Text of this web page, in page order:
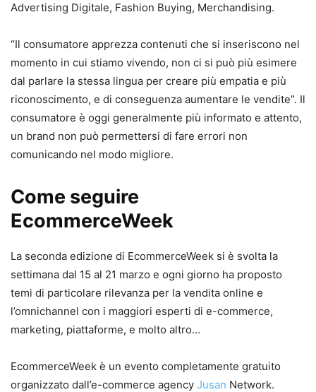
Advertising Digitale, Fashion Buying, Merchandising.
“Il consumatore apprezza contenuti che si inseriscono nel
momento in cui stiamo vivendo, non ci si può più esimere
dal parlare la stessa lingua per creare più empatia e più
riconoscimento, e di conseguenza aumentare le vendite”. Il
consumatore è oggi generalmente più informato e attento,
un brand non può permettersi di fare errori non
comunicando nel modo migliore.
Come seguire
EcommerceWeek
La seconda edizione di EcommerceWeek si è svolta la
settimana dal 15 al 21 marzo e ogni giorno ha proposto
temi di particolare rilevanza per la vendita online e
l’omnichannel con i maggiori esperti di e-commerce,
marketing, piattaforme, e molto altro…
EcommerceWeek è un evento completamente gratuito
organizzato dall’e-commerce agency Jusan Network.